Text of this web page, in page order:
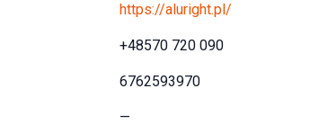
https://aluright.pl/
+48570 720 090
6762593970
—